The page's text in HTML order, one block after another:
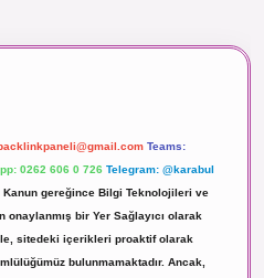
Teams:
0262 606 0 726 Telegram: @karabul
Kanun gereğince Bilgi Teknolojileri ve
onaylanmış bir Yer Sağlayıcı olarak
sitedeki içerikleri proaktif olarak
bulunmamaktadır. Ancak,